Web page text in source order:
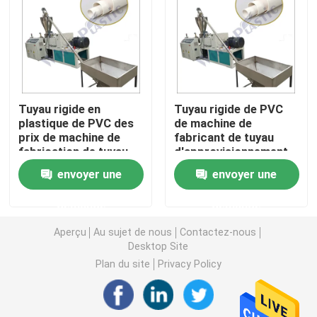
Machine d'extrudeuse de tuyau de PVC
Chaîne de production de tuyau de PPR
Machine d'extrudeuse de tuyau de PE
Machine ondulée d'extrudeuse de tuyau
Pp attachent la chaîne de production
Machine en plastique d'extrudeuse de feuille
Tuyau rigide en
plastique de PVC des
prix de machine de
fabrication de tuyau
de PVC faisant la
machineenvoyer une
Tuyau rigide de PVC
de machine de
fabricant de tuyau
d'approvisionnement
en eau de PVC de
tuyau faisant la
machine
envoyer une
Aperçu Au sujet de nous
Contactez-nous
Desktop Site
Plan du site
Privacy Policy